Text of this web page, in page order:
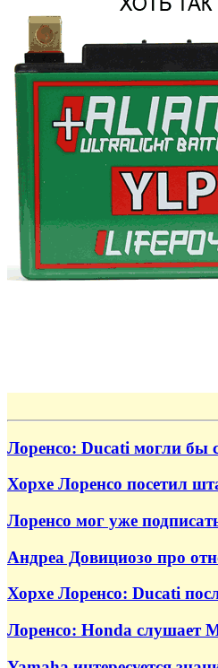
Лоренсо: Ducati могли бы
Хорхе Лоренсо посетил
Лоренсо мог уже
Андреа Довициозо про
Хорхе Лоренсо: Ducati
Лоренсо: Honda слушает